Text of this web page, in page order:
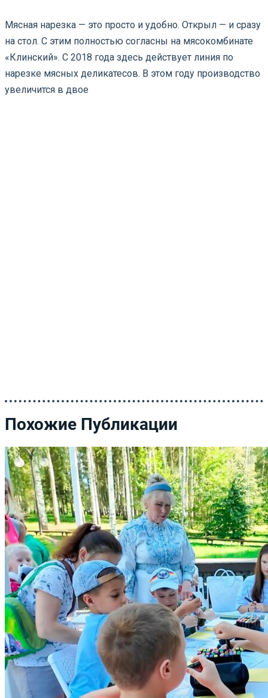
Мясная нарезка — это просто и удобно. Открыл — и сразу
на стол. С этим полностью согласны на мясокомбинате
«Клинский». С 2018 года здесь действует линия по
нарезке мясных деликатесов. В этом году производство
увеличится в двое
Похожие Публикации